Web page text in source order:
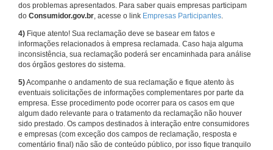
dos problemas apresentados. Para saber quais empresas participam
do Consumidor.gov.br, acesse o link Empresas Participantes.
4) Fique atento! Sua reclamação deve se basear em fatos e
informações relacionados à empresa reclamada. Caso haja alguma
inconsistência, sua reclamação poderá ser encaminhada para análise
dos órgãos gestores do sistema.
5)Acompanhe o andamento de sua reclamação e fique atento às
eventuais solicitações de informações complementares por parte da
empresa. Esse procedimento pode ocorrer para os casos em que
algum dado relevante para o tratamento da reclamação não houver
sido prestado. Os campos destinados à interação entre consumidores
e empresas (com exceção dos campos de reclamação, resposta e
comentário final) não são de conteúdo público, por isso fique tranquilo